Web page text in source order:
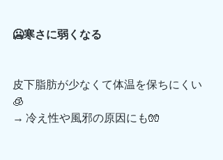
🥶寒さに弱くなる
皮下脂肪が少なくて体温を保ちにくい
🧊
→ 冷え性や風邪の原因にも🧤